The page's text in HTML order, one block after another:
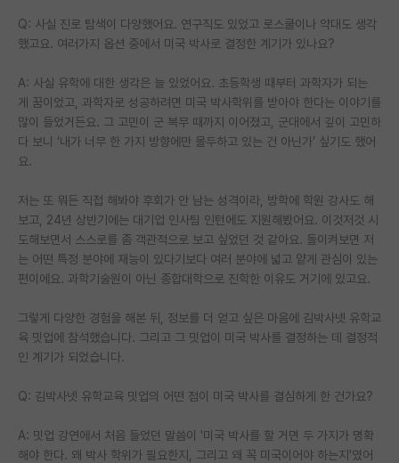
Q: 사실 진로 탐색이 다양했어요. 연구직도 있었고 로스쿨이나 약대도 생각
했고요. 여러가지 옵션 중에서 미국 박사로 결정한 계기가 있나요?
A: 사실 유학에 대한 생각은 늘 있었어요. 초등학생 때부터 과학자가 되는
게 꿈이었고, 과학자로 성공하려면 미국 박사학위를 받아야 한다는 이야기를
많이 들었거든요. 그 고민이 군 복무 때까지 이어졌고, 군대에서 깊이 고민하
다 보니 ‘내가 너무 한 가지 방향에만 몰두하고 있는 건 아닌가’ 싶기도 했어
요.
저는 또 뭐든 직접 해봐야 후회가 안 남는 성격이라, 방학에 학원 강사도 해
보고, 24년 상반기에는 대기업 인사팀 인턴에도 지원해봤어요. 이것저것 시
도해보면서 스스로를 좀 객관적으로 보고 싶었던 것 같아요. 돌이켜보면 저
는 어떤 특정 분야에 재능이 있다기보다 여러 분야에 넓고 얕게 관심이 있는
편이에요. 과학기술원이 아닌 종합대학으로 진학한 이유도 거기에 있고요.
그렇게 다양한 경험을 해본 뒤, 정보를 더 얻고 싶은 마음에 김박사넷 유학교
육 밋업에 참석했습니다. 그리고 그 밋업이 미국 박사를 결정하는 데 결정적
인 계기가 되었습니다.
Q: 김박사넷 유학교육 밋업의 어떤 점이 미국 박사를 결심하게 한 건가요?
A: 밋업 강연에서 처음 들었던 말씀이 '미국 박사를 할 거면 두 가지가 명확
해야 한다. 왜 박사 학위가 필요한지, 그리고 왜 꼭 미국이어야 하는지'였어